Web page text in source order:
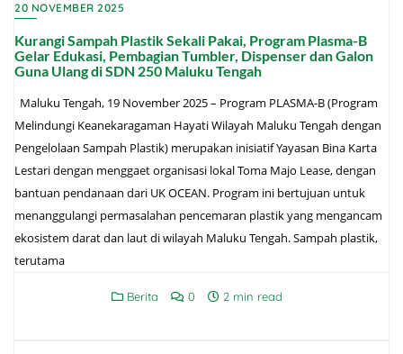
20 NOVEMBER 2025
Kurangi Sampah Plastik Sekali Pakai, Program Plasma-B
Gelar Edukasi, Pembagian Tumbler, Dispenser dan Galon
Guna Ulang di SDN 250 Maluku Tengah
Maluku Tengah, 19 November 2025 – Program PLASMA-B (Program
Melindungi Keanekaragaman Hayati Wilayah Maluku Tengah dengan
Pengelolaan Sampah Plastik) merupakan inisiatif Yayasan Bina Karta
Lestari dengan menggaet organisasi lokal Toma Majo Lease, dengan
bantuan pendanaan dari UK OCEAN. Program ini bertujuan untuk
menanggulangi permasalahan pencemaran plastik yang mengancam
ekosistem darat dan laut di wilayah Maluku Tengah. Sampah plastik,
terutama
Berita 0 2 min read